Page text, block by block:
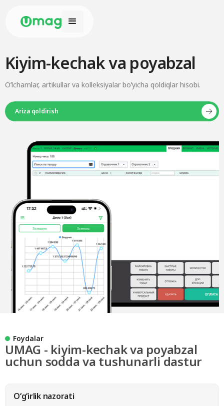
Kiyim-kechak va poyabzal
Oʻlchamlar, artikullar va kolleksiyalar boʻyicha qoldiqlar hisobi.
Ariza qoldirish
Foydalar
UMAG - kiyim-kechak va poyabzal
uchun sodda va tushunarli dastur
Oʻgʻirlik nazorati